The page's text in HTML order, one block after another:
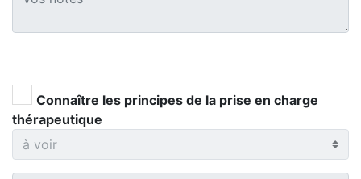
Connaître les principes de la prise en charge
thérapeutique